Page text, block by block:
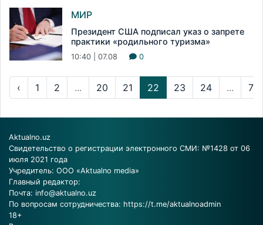
МИР
Президент США подписал указ о запрете
практики «родильного туризма»
10:40 | 07.08 0
‹ 1 2 ... 20 21 22 23 24 ... 72
Aktualno.uz
Свидетельство о регистрации электронного СМИ: №1428 от 06
июля 2021 года
Учредитель: ООО «Aktualno media»
Главный редактор:
Почта: info@aktualno.uz
По вопросам сотрудничества: https://t.me/aktualnoadmin
18+